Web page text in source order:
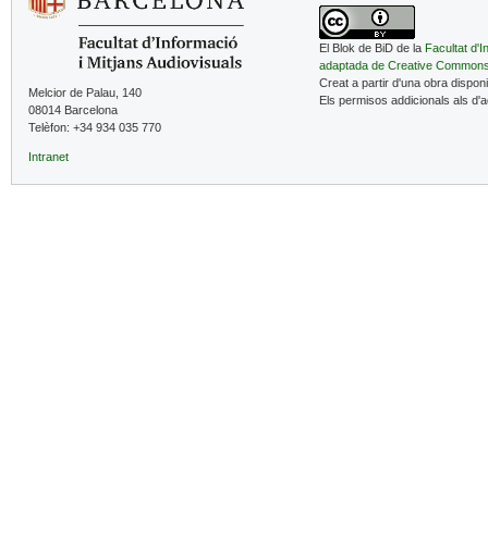
Melcior de Palau, 140
08014 Barcelona
Telèfon: +34 934 035 770
Intranet
El Blok de BiD de la Facultat
adaptada de Creative
Creat a partir d'una obra
Els permisos addicionals als